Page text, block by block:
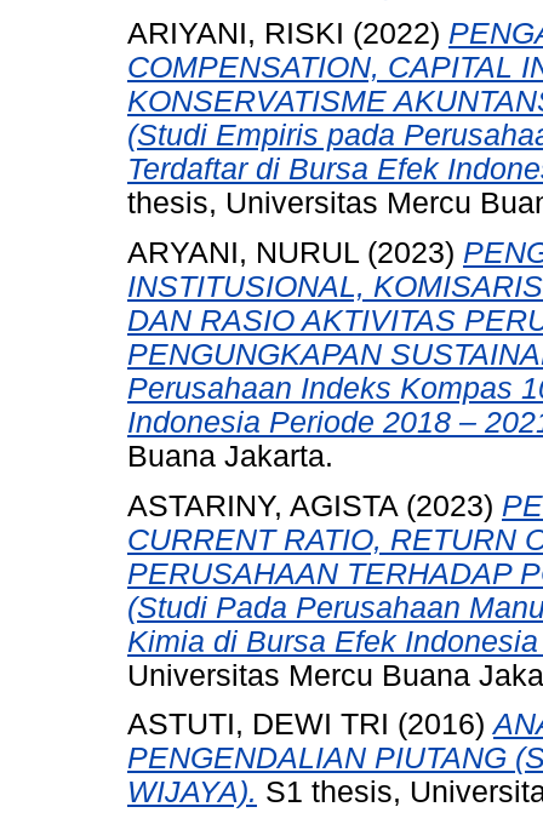
ARIYANI, RISKI (2022)
COMPENSATION, CAPITAL
KONSERVATISME
(Studi Empiris pada
Terdaftar di Bursa Efek
thesis, Universitas Mercu
ARYANI, NURUL (2023)
INSTITUSIONAL,
DAN RASIO AKTIVITAS
PENGUNGKAPAN
Perusahaan Indeks Kompas
Indonesia Periode 2018 –
Buana Jakarta.
ASTARINY, AGISTA (2023)
CURRENT RATIO, RETURN
PERUSAHAAN TERHADAP
(Studi Pada Perusahaan
Kimia di Bursa Efek
Universitas Mercu Buana
ASTUTI, DEWI TRI (2016)
PENGENDALIAN PIUTANG
WIJAYA). S1 thesis,